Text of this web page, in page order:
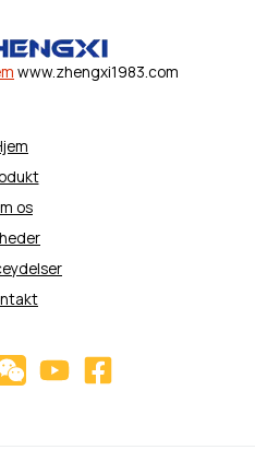
www.zhengxi1983.com
os